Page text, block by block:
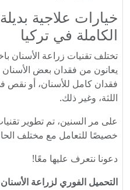
خيارات علاجية
الكاملة في تركيا
تختلف تقنيات زراعة الأسنان
يعانون من فقدان بعض
فقدان كامل للأسنان، أو
اللثة، وغير ذلك.
على مر السنين، تم تطوير
خصيصًا للتعامل مع مختلف
دعونا نتعرف عليها معًا!
التحميل الفوري لزراعة